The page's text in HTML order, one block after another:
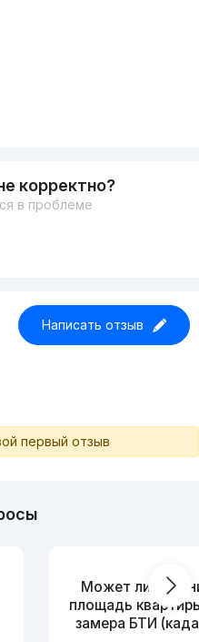
корректно?
в проблеме
Написать отзыв
первый отзыв
Может ли
площадь
замера БТИ